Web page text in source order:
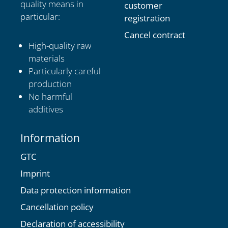
quality means in
particular:
High-quality raw
materials
Particularly careful
production
No harmful
additives
customer
registration
Cancel contract
Information
GTC
Imprint
Data protection information
Cancellation policy
Declaration of accessibility